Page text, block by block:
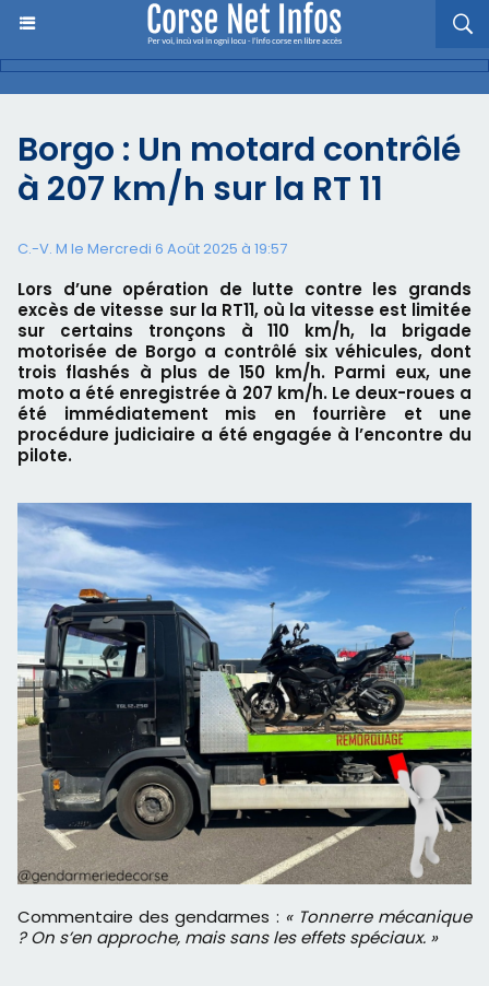
Borgo : Un motard contrôlé
à 207 km/h sur la RT 11
C.-V. M le Mercredi 6 Août 2025 à 19:57
Lors d’une opération de lutte contre les grands
excès de vitesse sur la RT11, où la vitesse est limitée
sur certains tronçons à 110 km/h, la brigade
motorisée de Borgo a contrôlé six véhicules, dont
trois flashés à plus de 150 km/h. Parmi eux, une
moto a été enregistrée à 207 km/h. Le deux-roues a
été immédiatement mis en fourrière et une
procédure judiciaire a été engagée à l’encontre du
pilote.
Commentaire des gendarmes : « Tonnerre mécanique
? On s’en approche, mais sans les effets spéciaux. »